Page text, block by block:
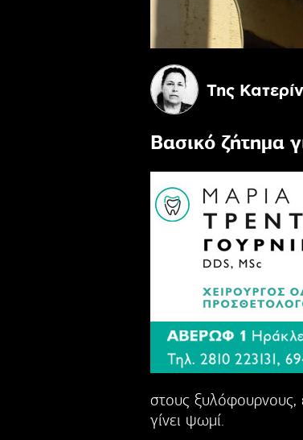
Της
Βασικό ζήτημα
στους ξυλόφουρνους,
γίνει ψωμί.